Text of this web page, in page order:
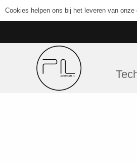
Cookies helpen ons bij het leveren van